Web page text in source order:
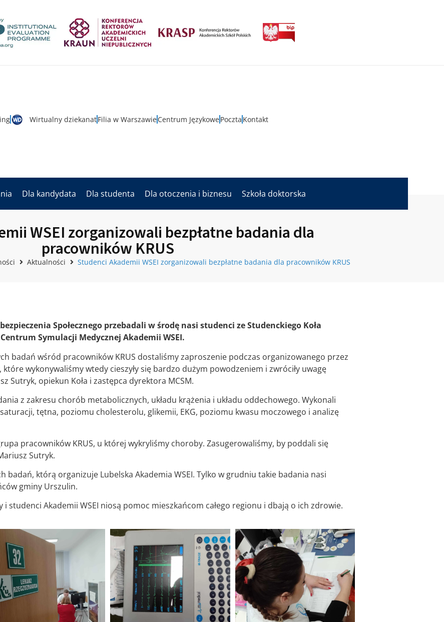
Wirtualny dziekanatFilia w WarszawieCentrum JęzykowePoczta Kontakt
Dla kandydata Dla studenta Dla otoczenia i biznesu Szkoła doktorska
WSEI zorganizowali bezpłatne badania dla
pracowników KRUS
Aktualności Studenci Akademii WSEI zorganizowali bezpłatne badania dla pracowników KRUS
Społecznego przebadali w środę nasi studenci ze Studenckiego Koła
Symulacji Medycznej Akademii WSEI.
badań wśród pracowników KRUS dostaliśmy zaproszenie podczas organizowanego przez
wykonywaliśmy wtedy cieszyły się bardzo dużym powodzeniem i zwróciły uwagę
Sutryk, opiekun Koła i zastępca dyrektora MCSM.
z zakresu chorób metabolicznych, układu krążenia i układu oddechowego. Wykonali
tętna, poziomu cholesterolu, glikemii, EKG, poziomu kwasu moczowego i analizę
pracowników KRUS, u której wykryliśmy choroby. Zasugerowaliśmy, by poddali się
Sutryk.
badań, którą organizuje Lubelska Akademia WSEI. Tylko w grudniu takie badania nasi
gminy Urszulin.
i studenci Akademii WSEI niosą pomoc mieszkańcom całego regionu i dbają o ich zdrowie.